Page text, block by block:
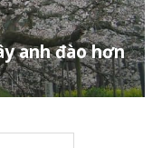
anh đào hơn